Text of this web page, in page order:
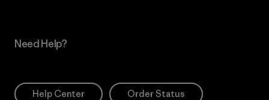
Need Help?
Help Center Order Status